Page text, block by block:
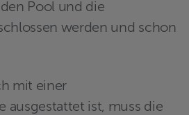
Pool und die
werden und schon
mit einer
ausgestattet ist, muss die